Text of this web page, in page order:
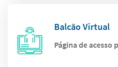
Balcão Virtual
Página de acesso